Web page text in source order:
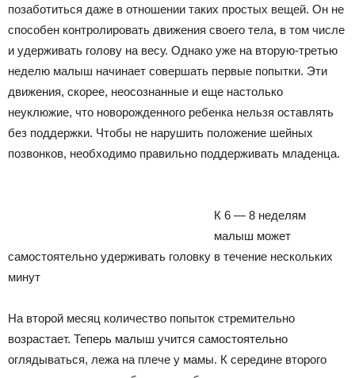
позаботиться даже в отношении таких простых вещей. Он не
способен контролировать движения своего тела, в том числе
и удерживать голову на весу. Однако уже на вторую-третью
неделю малыш начинает совершать первые попытки. Эти
движения, скорее, неосознанные и еще настолько
неуклюжие, что новорожденного ребенка нельзя оставлять
без поддержки. Чтобы не нарушить положение шейных
позвонков, необходимо правильно поддерживать младенца.
К 6 — 8 неделям
малыш может
самостоятельно удерживать головку в течение нескольких
минут
На второй месяц количество попыток стремительно
возрастает. Теперь малыш учится самостоятельно
оглядываться, лежа на плече у мамы. К середине второго